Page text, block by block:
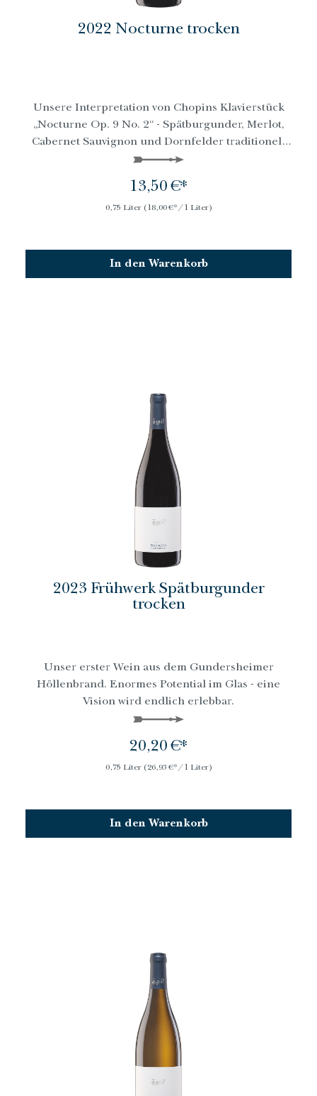
2022 Nocturne trocken
Unsere Interpretation von Chopins Klavierstück
„Nocturne Op. 9 No. 2“ - Spätburgunder, Merlot,
Cabernet Sauvignon und Dornfelder traditionell
vergoren und im Barrique gereift. Ein träumerisch
verspielter Ohrwurm, der auf der Zunge ansetzt.
13,50 €*
0,75 Liter (18,00 €*/1 Liter)
In den Warenkorb
2023 Frühwerk Spätburgunder
trocken
Unser erster Wein aus dem Gundersheimer
Höllenbrand. Enormes Potential im Glas - eine
Vision wird endlich erlebbar.
20,20 €*
0,75 Liter (26,93 €*/1 Liter)
In den Warenkorb